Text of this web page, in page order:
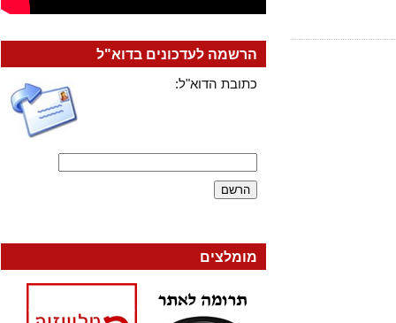
הרשמה לעדכונים בדוא"ל
כתובת הדוא"ל:
מומלצים